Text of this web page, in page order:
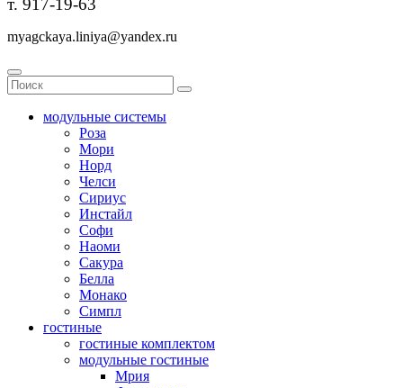
т. 917-19-63
myagckaya.liniya@yandex.ru
модульные системы
Роза
Мори
Норд
Челси
Сириус
Инстайл
Софи
Наоми
Сакура
Белла
Монако
Симпл
гостиные
гостиные комплектом
модульные гостиные
Мрия